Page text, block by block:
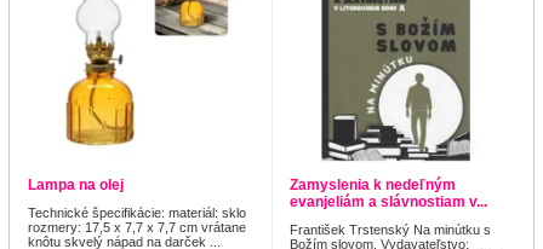
Lampa na olej
Technické špecifikácie: materiál: sklo
rozmery: 17,5 x 7,7 x 7,7 cm vrátane
knôtu skvelý nápad na darček ...
Zamyslenia k nedeľným
evanjeliám a slávnostiam v...
František Trstenský Na minútku s
Božím slovom. Vydavateľstvo: